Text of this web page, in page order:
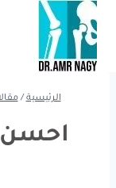
التجاوز
المحتوى
الرئيسية /
احسن